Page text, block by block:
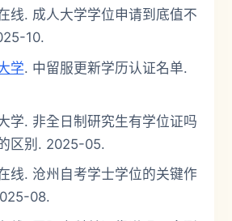
线. 成人大学学位申请到底值不
10.
学. 中留服更新学历认证名单.
学. 非全日制研究生有学位证吗
区别. 2025-05.
线. 沧州自考学士学位的关键作
08.